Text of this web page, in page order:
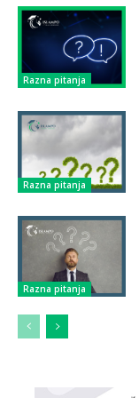
Razna pitanja
Razna pitanja
Razna pitanja